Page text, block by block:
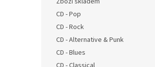
CD - Pop
CD - Rock
CD - Alternative & Punk
CD - Blues